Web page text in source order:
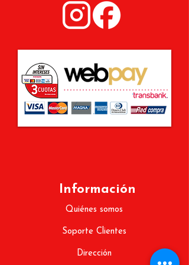
Información
Quiénes somos
Soporte Clientes
Dirección